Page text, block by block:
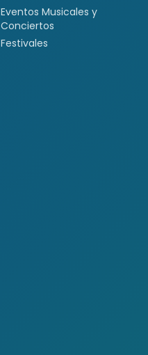
Eventos Musicales y
Conciertos
Festivales